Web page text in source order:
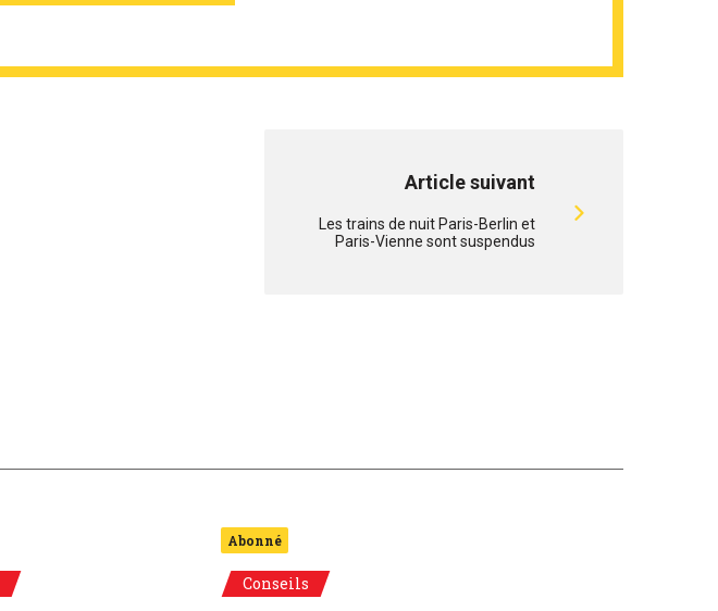
Article suivant
Les trains de nuit Paris-Berlin et
Paris-Vienne sont suspendus
Abonné
Conseils